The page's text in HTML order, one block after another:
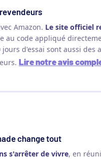
Amazon. Le site officiel
au code appliqué
d'essai sont aussi des
Lire notre avis
change tout
s'arrêter de vivre, en